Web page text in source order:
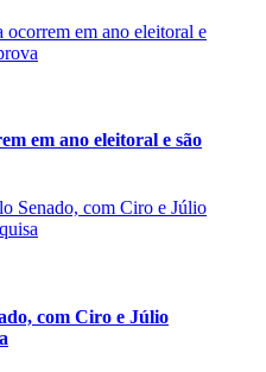
em ano eleitoral e são
com Ciro e Júlio